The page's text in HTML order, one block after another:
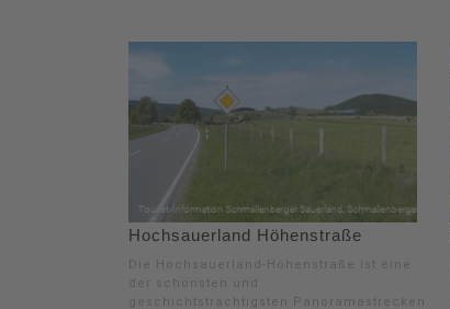
Hochsauerland Höhenstraße
Die Hochsauerland-Höhenstraße ist eine
der schönsten und
geschichtsträchtigsten Panoramastrecken